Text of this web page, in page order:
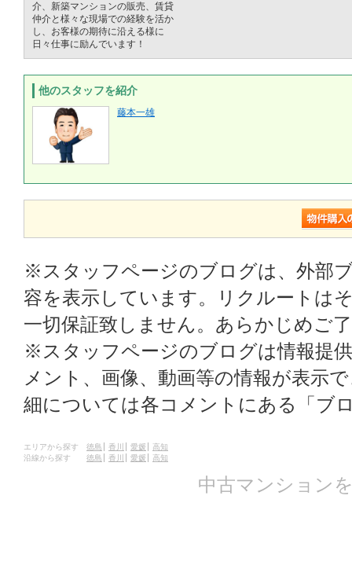
介、新築マンションの販売、賃貸
仲介と様々な現場での経験を活か
し、お客様の期待に沿える様に
日々仕事に励んでいます！
他のスタッフを紹介
藤本一雄
※スタッフページのブログは、外部
容を表示しています。リクルートは
一切保証致しません。あらかじめご
※スタッフページのブログは情報提
メント、画像、動画等の情報が表示
細については各コメントにある「ブ
エリアから探す 徳島 香川 愛媛
高知
沿線から探す
徳島 香川 愛媛 高知
中古マンション